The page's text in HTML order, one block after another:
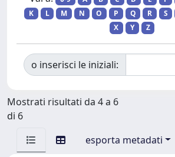
K
L M N O P Q R S
X
Y Z
o inserisci le iniziali:
Mostrati risultati da 4 a 6
di 6
esporta metadati